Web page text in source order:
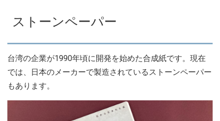
ストーンペーパー
台湾の企業が1990年頃に開発を始めた合成紙です。現在
では、日本のメーカーで製造されているストーンペーパー
もあります。